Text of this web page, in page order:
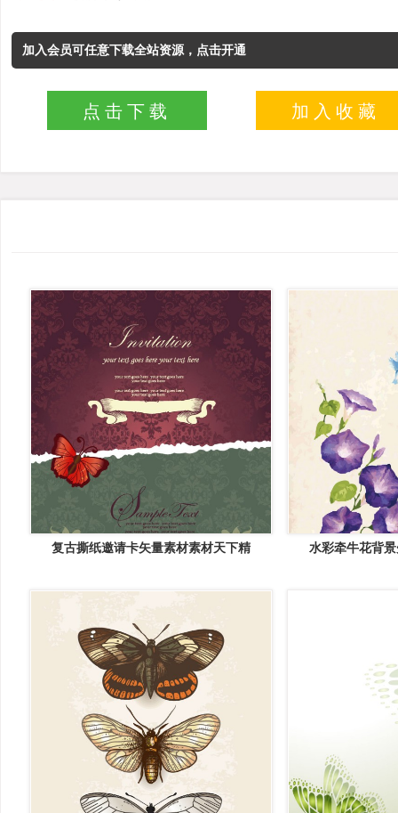
加入会员可任意下载全站资源，点击开通
点击下载 加入收藏
复古撕纸邀请卡矢量素材素材天下精 水彩牵牛花背